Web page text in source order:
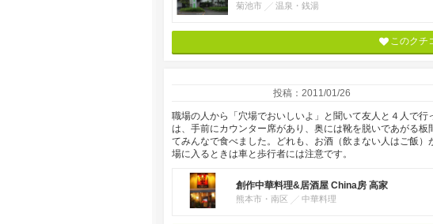
菊池市 温泉・銭湯
このクチ
投稿：2011/01/26
職場の人から「穴場でおいしいよ」と聞いて友人と４人で
は、手前にカウンター席があり、奥には靴を脱いであがる
てみんなで食べました。どれも、お酒（飲まない人はご飯
場に入るときは車と歩行者には注意です。
創作中華料理&居酒屋 China房 高家
熊本市・南区 中華料理